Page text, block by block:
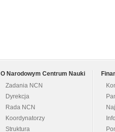
O Narodowym Centrum Nauki
Zadania NCN
Dyrekcja
Rada NCN
Koordynatorzy
Struktura